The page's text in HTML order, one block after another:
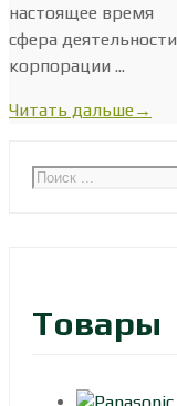
настоящее время
сфера деятельности
корпорации ...
Читать дальше→
Товары